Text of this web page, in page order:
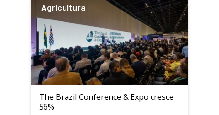
Agricultura
The Brazil Conference & Expo cresce
56%